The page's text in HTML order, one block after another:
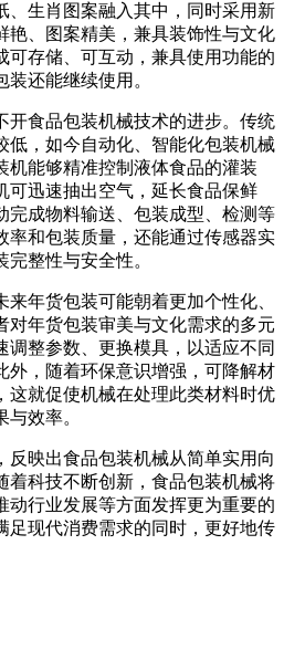
、生肖图案融入其中，同时采用新
艳、图案精美，兼具装饰性与文化
可存储、可互动，兼具使用功能的
还能继续使用。
食品包装机械技术的进步。传统
低，如今自动化、智能化包装机械
机能够精准控制液体食品的灌装
可迅速抽出空气，延长食品保鲜
完成物料输送、包装成型、检测等
率和包装质量，还能通过传感器实
整性与安全性。
年货包装可能朝着更加个性化、
对年货包装审美与文化需求的多元
调整参数、更换模具，以适应不同
外，随着环保意识增强，可降解材
这就促使机械在处理此类材料时优
效率。
映出食品包装机械从简单实用向
着科技不断创新，食品包装机械将
动行业发展等方面发挥更为重要的
足现代消费需求的同时，更好地传